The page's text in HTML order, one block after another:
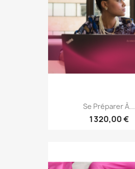
Se Préparer À...
1 320,00 €